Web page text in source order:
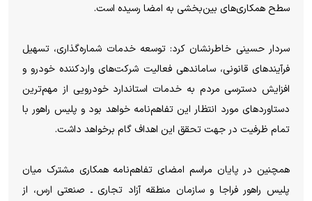
سطح همکاری‌های بین‌بخشی به امضا رسیده است.
سردار حسینی خاطرنشان کرد: توسعه خدمات شماره‌گذاری، تسهیل
فرآیندهای قانونی، ساماندهی فعالیت شرکت‌های واردکننده خودرو و
افزایش دسترسی مردم به خدمات استاندارد خودرویی از مهم‌ترین
دستاوردهای مورد انتظار این تفاهم‌نامه خواهد بود و پلیس راهور با
تمام ظرفیت در جهت تحقق این اهداف گام برخواهد داشت.
همچنین در پایان مراسم امضای تفاهم‌نامه همکاری مشترک میان
پلیس راهور فراجا و سازمان منطقه آزاد تجاری ـ صنعتی ارس، از